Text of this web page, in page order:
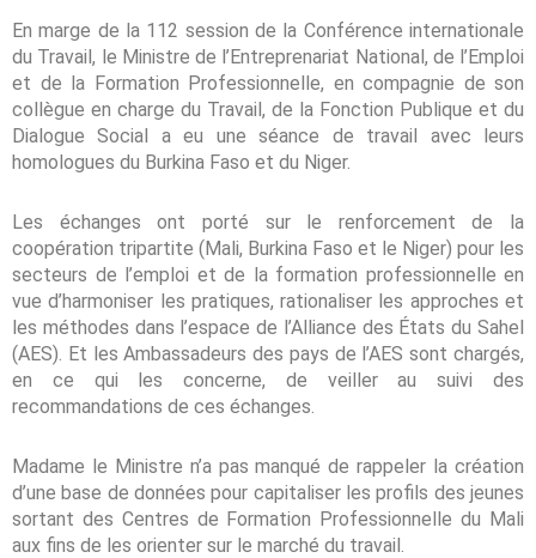
En marge de la 112 session de la Conférence internationale
du Travail, le Ministre de l’Entreprenariat National, de l’Emploi
et de la Formation Professionnelle, en compagnie de son
collègue en charge du Travail, de la Fonction Publique et du
Dialogue Social a eu une séance de travail avec leurs
homologues du Burkina Faso et du Niger.
Les échanges ont porté sur le renforcement de la
coopération tripartite (Mali, Burkina Faso et le Niger) pour les
secteurs de l’emploi et de la formation professionnelle en
vue d’harmoniser les pratiques, rationaliser les approches et
les méthodes dans l’espace de l’Alliance des États du Sahel
(AES). Et les Ambassadeurs des pays de l’AES sont chargés,
en ce qui les concerne, de veiller au suivi des
recommandations de ces échanges.
Madame le Ministre n’a pas manqué de rappeler la création
d’une base de données pour capitaliser les profils des jeunes
sortant des Centres de Formation Professionnelle du Mali
aux fins de les orienter sur le marché du travail.